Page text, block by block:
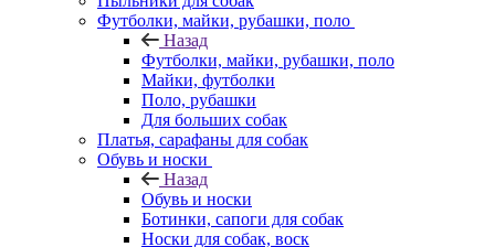
Футболки, майки, рубашки, поло
Назад
Футболки, майки, рубашки, поло
Майки, футболки
Поло, рубашки
Для больших собак
Платья, сарафаны для собак
Обувь и носки
Назад
Обувь и носки
Ботинки, сапоги для собак
Носки для собак, воск